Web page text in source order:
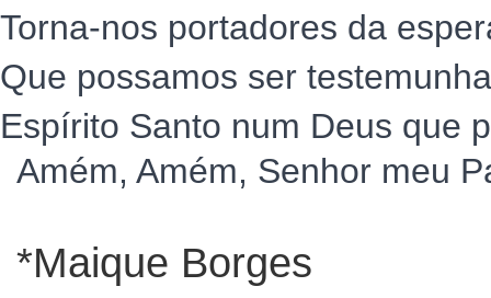
Torna-nos portadores da
Que possamos ser
Espírito Santo num Deus que
Amém, Amém, Senhor meu
*Maique Borges